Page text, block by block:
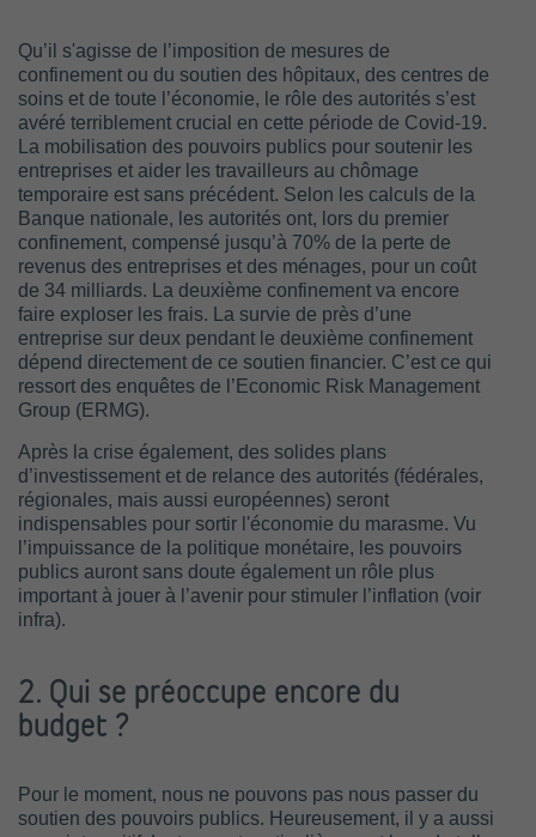
Qu’il s'agisse de l’imposition de mesures de
confinement ou du soutien des hôpitaux, des centres de
soins et de toute l’économie, le rôle des autorités s’est
avéré terriblement crucial en cette période de Covid-19.
La mobilisation des pouvoirs publics pour soutenir les
entreprises et aider les travailleurs au chômage
temporaire est sans précédent. Selon les calculs de la
Banque nationale, les autorités ont, lors du premier
confinement, compensé jusqu’à 70% de la perte de
revenus des entreprises et des ménages, pour un coût
de 34 milliards. La deuxième confinement va encore
faire exploser les frais. La survie de près d’une
entreprise sur deux pendant le deuxième confinement
dépend directement de ce soutien financier. C’est ce qui
ressort des enquêtes de l’Economic Risk Management
Group (ERMG).
Après la crise également, des solides plans
d’investissement et de relance des autorités (fédérales,
régionales, mais aussi européennes) seront
indispensables pour sortir l'économie du marasme. Vu
l’impuissance de la politique monétaire, les pouvoirs
publics auront sans doute également un rôle plus
important à jouer à l’avenir pour stimuler l’inflation (voir
infra).
2. Qui se préoccupe encore du
budget ?
Pour le moment, nous ne pouvons pas nous passer du
soutien des pouvoirs publics. Heureusement, il y a aussi